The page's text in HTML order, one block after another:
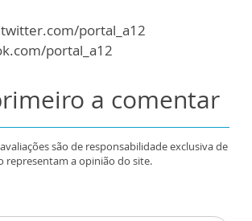
twitter.com/portal_a12
portal_a12
a comentar
são de responsabilidade exclusiva de
representam a opinião do site.